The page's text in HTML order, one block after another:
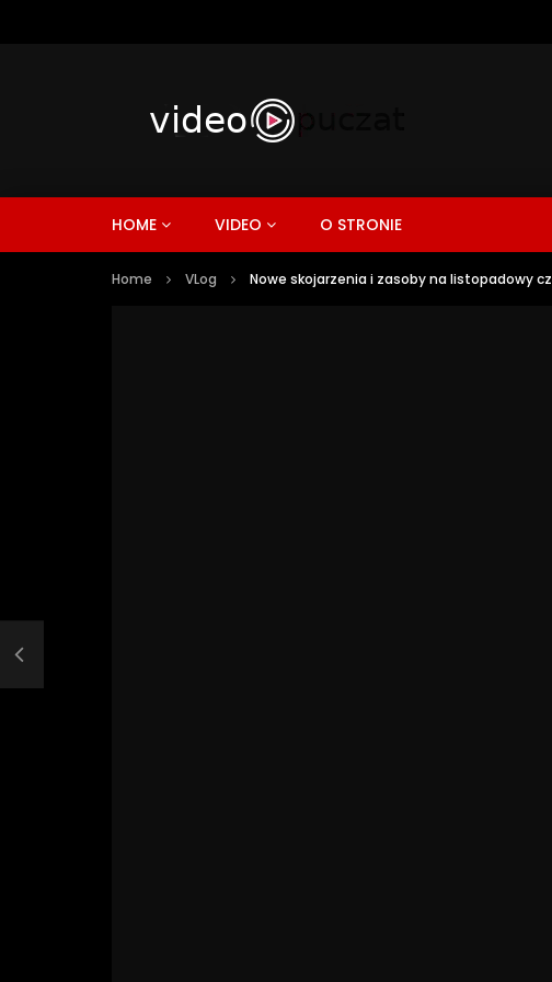
HOME VIDEO O STRONIE
Home VLog Nowe skojarzenia i zasoby na listopadowy